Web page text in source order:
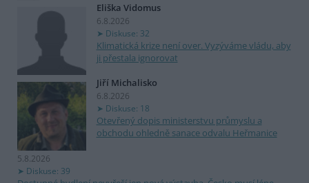
Eliška Vidomus
6.8.2026
Diskuse: 32
Klimatická krize není over. Vyzýváme vládu, aby
ji přestala ignorovat
Jiří Michalisko
6.8.2026
Diskuse: 18
Otevřený dopis ministerstvu průmyslu a
obchodu ohledně sanace odvalu Heřmanice
5.8.2026
Diskuse: 39